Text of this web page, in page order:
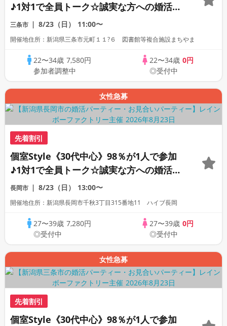
♪1対1で全員トーク☆誠実な方への婚活パ
ーティー
三条市 8/23（日） 11:00〜
開催地住所：新潟県三条市元町１１?６ 図書館等複合施設まちやま
22〜34歳 7,580円
参加者調整中
22〜34歳 0円
◎受付中
女性急募
先着割引
個室Style《30代中心》98％が1人で参加
♪1対1で全員トーク☆誠実な方への婚活パ
ーティー
長岡市 8/23（日） 13:00〜
開催地住所：新潟県長岡市千秋3丁目315番地11 ハイブ長岡
27〜39歳 7,280円
◎受付中
27〜39歳 0円
◎受付中
女性急募
先着割引
個室Style《30代中心》98％が1人で参加